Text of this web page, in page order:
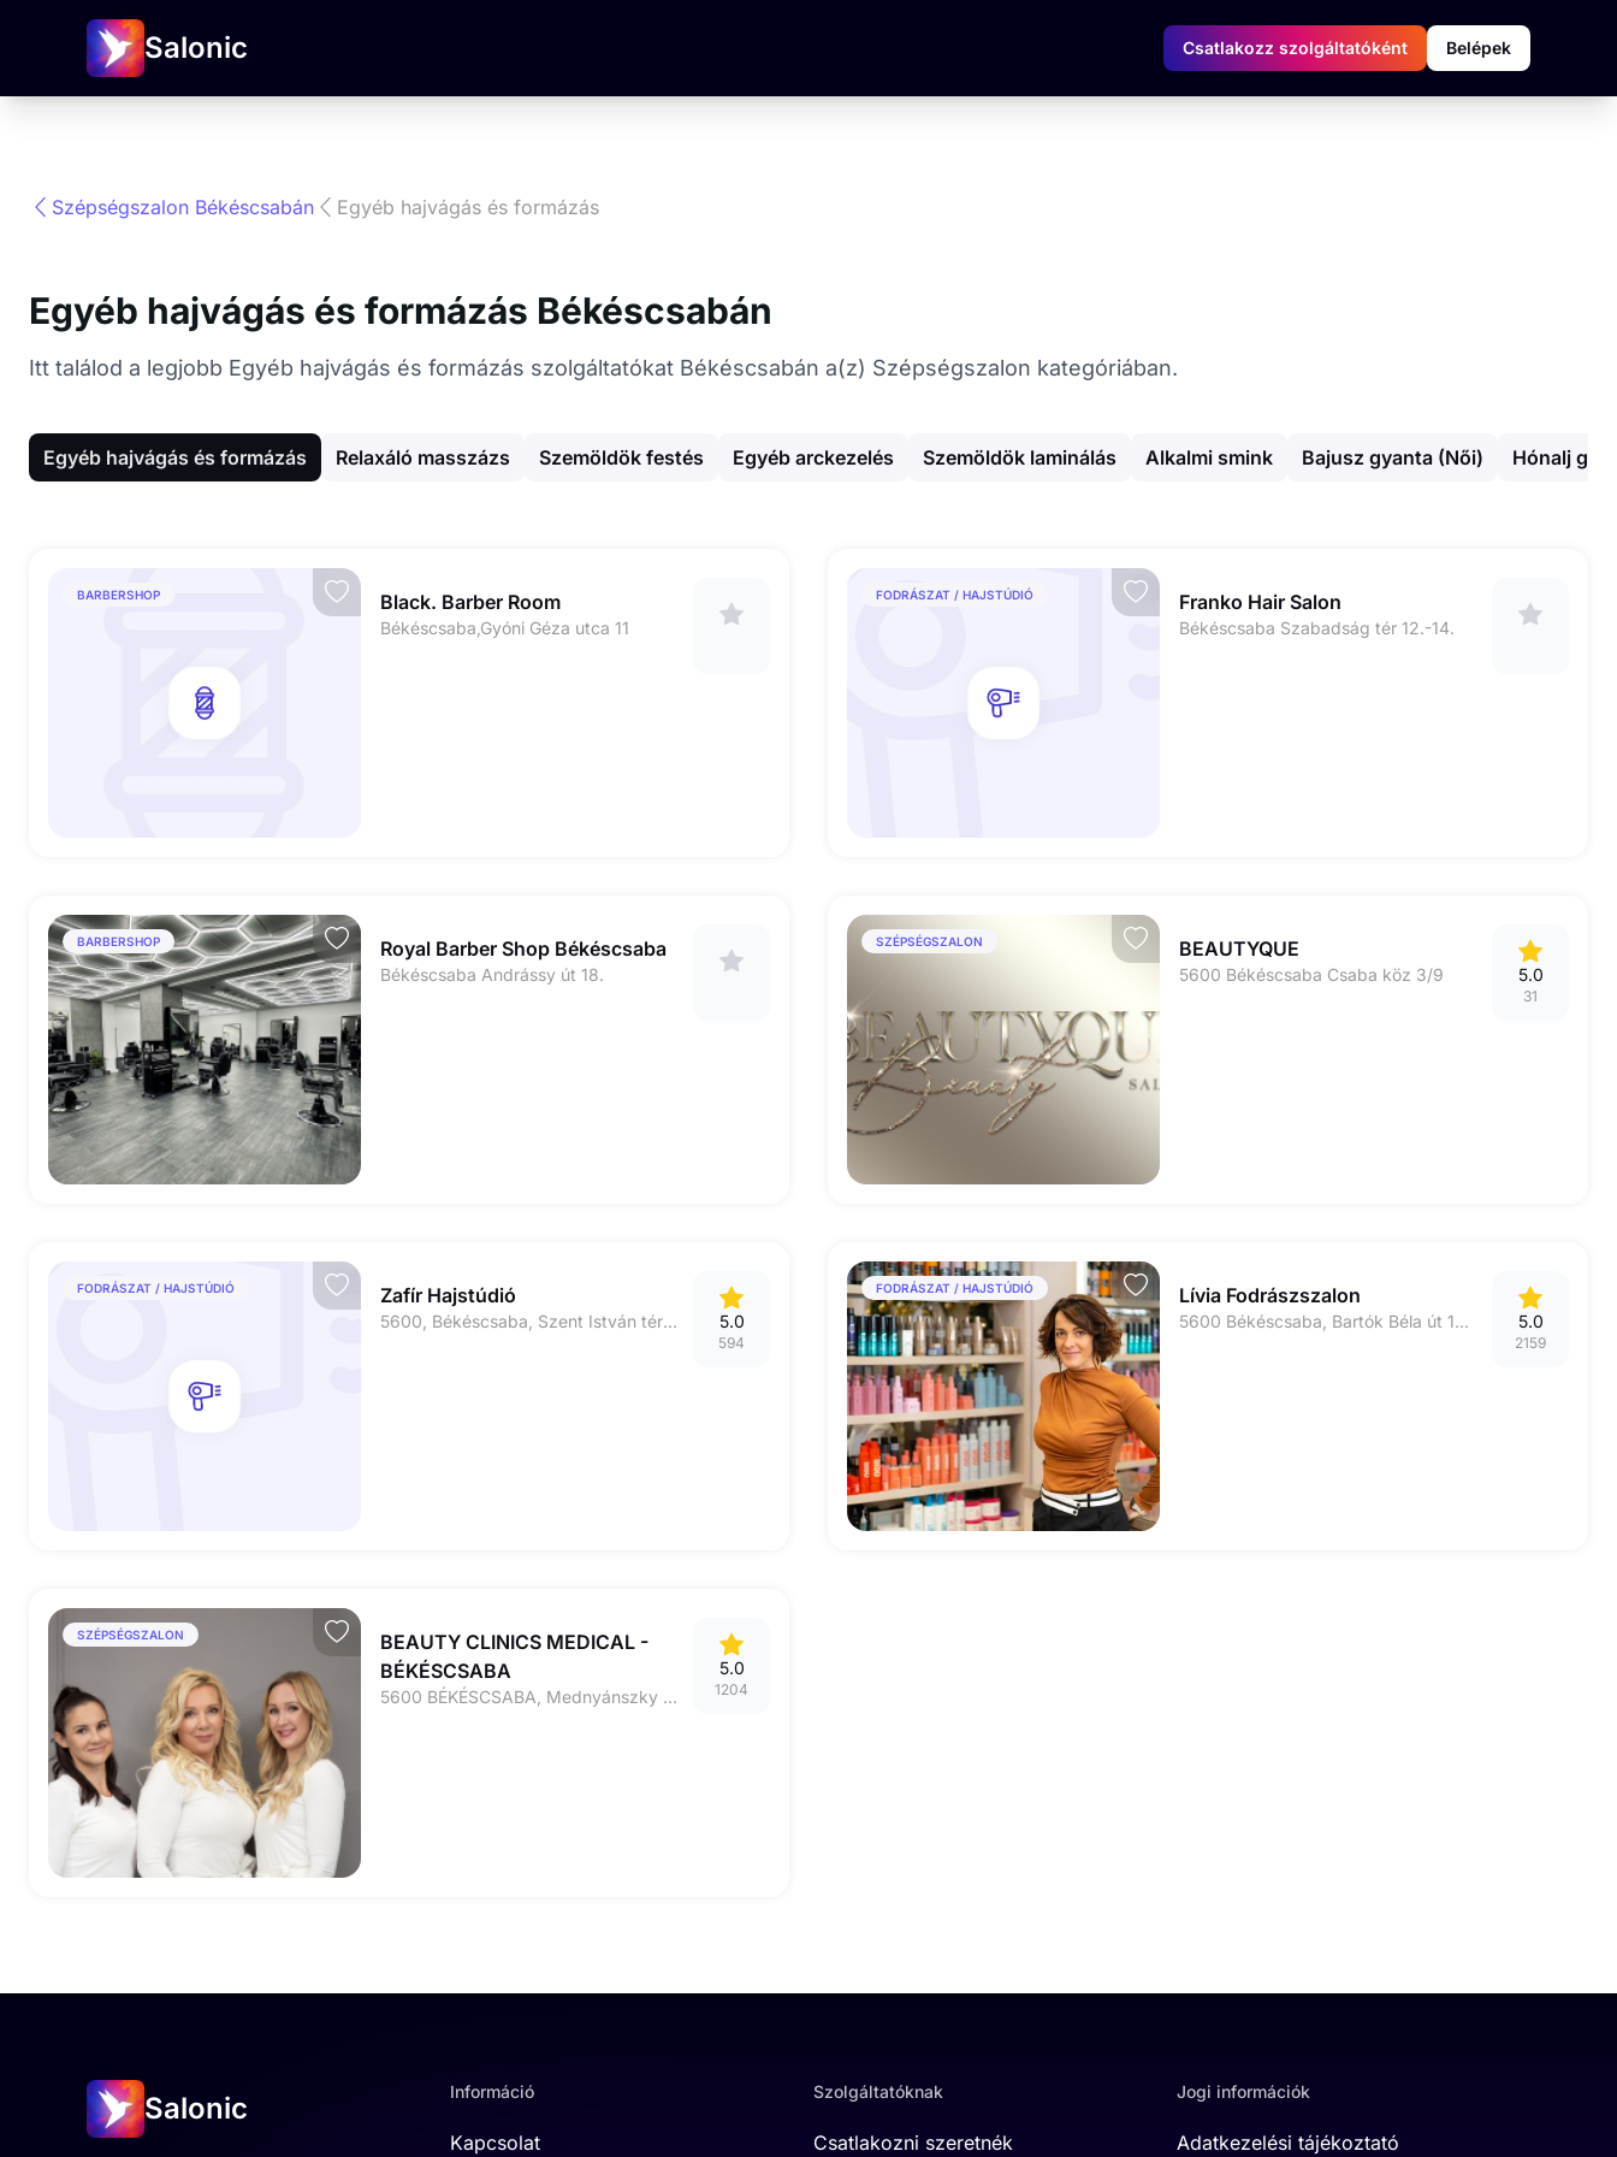
Salonic Csatlakozz szolgáltatóként Belépek
Szépségszalon Békéscsabán Egyéb hajvágás és formázás
Egyéb hajvágás és formázás Békéscsabán
Itt találod a legjobb Egyéb hajvágás és formázás szolgáltatókat Békéscsabán a(z) Szépségszalon kategóriában.
Egyéb hajvágás és formázás Relaxáló masszázs Szemöldök festés Egyéb arckezelés Szemöldök laminálás Alkalmi smink Bajusz gyanta (Női) Hónalj
BARBERSHOP Black. Barber Room
Békéscsaba,Gyóni Géza utca 11
FODRÁSZAT / HAJSTÚDIÓ Franko Hair Salon
Békéscsaba Szabadság tér 12.-14.
BARBERSHOP Royal Barber Shop Békéscsaba
Békéscsaba Andrássy út 18.
SZÉPSÉGSZALON BEAUTYQUE
5600 Békéscsaba Csaba köz 3/9 5.0
31
FODRÁSZAT / HAJSTÚDIÓ Zafír Hajstúdió
5600, Békéscsaba, Szent István tér 10/1 5.0
594
FODRÁSZAT / HAJSTÚDIÓ Lívia Fodrászszalon
5600 Békéscsaba, Bartók Béla út 19 fsz. 6 5.0
2159
SZÉPSÉGSZALON
BEAUTY CLINICS MEDICAL -
BÉKÉSCSABA
5600 BÉKÉSCSABA, Mednyánszky utca 12.
5.0
1204
Salonic Információ
Kapcsolat
Szolgáltatóknak
Csatlakozni szeretnék
Jogi információk
Adatkezelési tájékoztató